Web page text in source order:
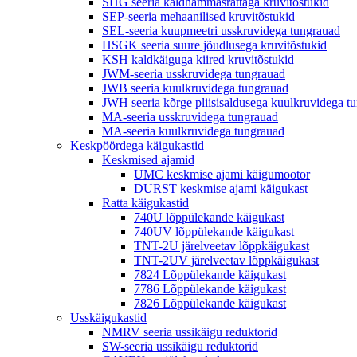
SEP-seeria mehaanilised kruvitõstukid
SEL-seeria kuupmeetri usskruvidega tungrauad
HSGK seeria suure jõudlusega kruvitõstukid
KSH kaldkäiguga kiired kruvitõstukid
JWM-seeria usskruvidega tungrauad
JWB seeria kuulkruvidega tungrauad
JWH seeria kõrge pliisisaldusega kuulkruvidega
MA-seeria usskruvidega tungrauad
MA-seeria kuulkruvidega tungrauad
Keskpöördega käigukastid
Keskmised ajamid
UMC keskmise ajami käigumootor
DURST keskmise ajami käigukast
Ratta käigukastid
740U lõppülekande käigukast
740UV lõppülekande käigukast
TNT-2U järelveetav lõppkäigukast
TNT-2UV järelveetav lõppkäigukast
7824 Lõppülekande käigukast
7786 Lõppülekande käigukast
7826 Lõppülekande käigukast
Usskäigukastid
NMRV seeria ussikäigu reduktorid
SW-seeria ussikäigu reduktorid